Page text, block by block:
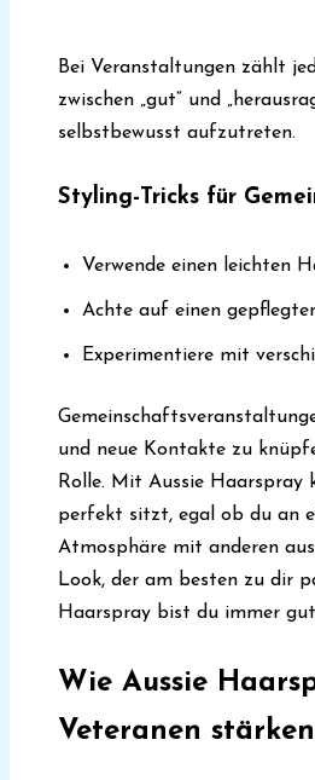
Bei Veranstaltungen zählt
zwischen „gut“ und
selbstbewusst aufzutreten.
Styling-Tricks für
Verwende einen leichten
Achte auf einen
Experimentiere mit
und neue Kontakte zu
Rolle. Mit Aussie Haarspray
perfekt sitzt, egal ob du an
Atmosphäre mit anderen
Look, der am besten zu dir
Haarspray bist du immer
Wie Aussie
Veteranen